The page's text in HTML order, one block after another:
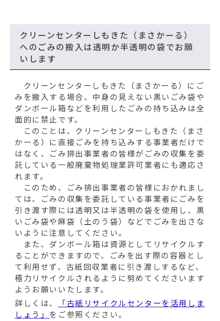
クリーンセンターしもきた（まさかーる）
へのごみの搬入は透明か半透明の袋でお願
いします
クリーンセンターしもきた（まさかーる）にご
みを搬入する場合、中身の見えない黒いごみ袋や
ダンボール箱などを利用したごみの持ち込みは全
面的に禁止です。
このことは、クリーンセンターしもきた（まさ
かーる）に直接ごみを持ち込みする事業者だけで
はなく、ごみ排出事業者の皆様がごみの収集を委
託している一般廃棄物処理業許可業者にも適応さ
れます。
このため、ごみ排出事業者の皆様におかれまし
ては、ごみの収集を委託している事業者にごみを
引き渡す際には透明又は半透明の袋を使用し、黒
いごみ袋や麻袋（土のう袋）などでごみを出さな
いように注意してください。
また、ダンボール箱は資源としてリサイクルす
ることができますので、ごみを出す際の容器とし
て利用せず、古紙回収業者に引き渡しするなど、
極力リサイクルされるように努めてくださいます
ようお願いいたします。
詳しくは、
「古紙リサイクルセンターを活用しま
しょう」 をご参照ください。